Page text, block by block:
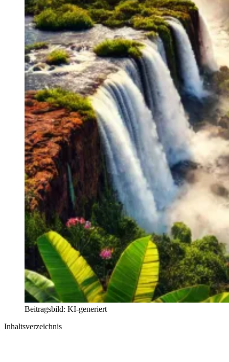
Beitragsbild: KI-generiert
Inhaltsverzeichnis